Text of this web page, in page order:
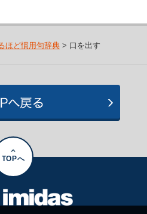
ほど慣用句辞典> 口を出す
TOPへ